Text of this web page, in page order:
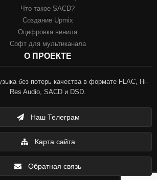
Что такое SACD?
Создание Upmix
Оцифровка винила
Софт для мультиканала
О ПРОЕКТЕ
без потерь качества в формате FLAC, Hi-
Res Audio, SACD и DSD.
Наш Телеграм
Карта сайта
Обратная связь